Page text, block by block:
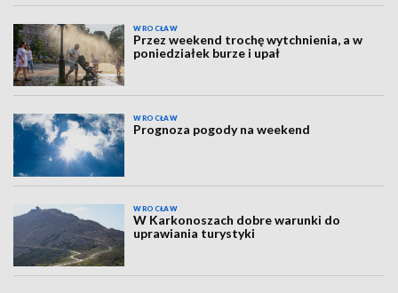
WROCŁAW
Przez weekend trochę wytchnienia, a w
poniedziałek burze i upał
WROCŁAW
Prognoza pogody na weekend
WROCŁAW
W Karkonoszach dobre warunki do
uprawiania turystyki